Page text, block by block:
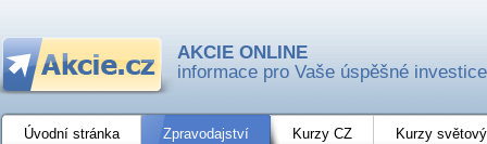
AKCIE ONLINE
informace pro Vaše úspěšné investice
Úvodní stránka Zpravodajství Kurzy CZ Kurzy